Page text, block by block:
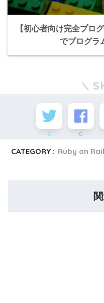
【初心者向け完全プロ
でプログラ
0 0
CATEGORY : Ruby on